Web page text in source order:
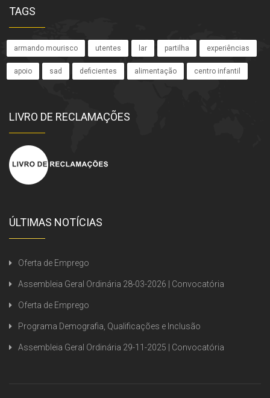
TAGS
armando mourisco utentes lar partilha experiências
apoio sad deficientes alimentação centro infantil
LIVRO DE RECLAMAÇÕES
ÚLTIMAS NOTÍCIAS
Oferta de Emprego
Assembleia Geral Ordinária 28-03-2026 | Convocatória
Oferta de Emprego
Programa Demografia, Qualificações e Inclusão
Assembleia Geral Ordinária 29-11-2025 | Convocatória